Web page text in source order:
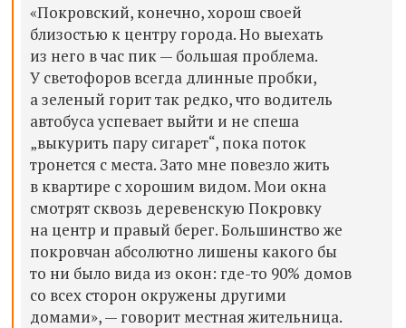
«Покровский, конечно, хорош своей
близостью к центру города. Но выехать
из него в час пик — большая проблема.
У светофоров всегда длинные пробки,
а зеленый горит так редко, что водитель
автобуса успевает выйти и не спеша
„выкурить пару сигарет“, пока поток
тронется с места. Зато мне повезло жить
в квартире с хорошим видом. Мои окна
смотрят сквозь деревенскую Покровку
на центр и правый берег. Большинство же
покровчан абсолютно лишены какого бы
то ни было вида из окон: где-то 90% домов
со всех сторон окружены другими
домами», — говорит местная жительница.